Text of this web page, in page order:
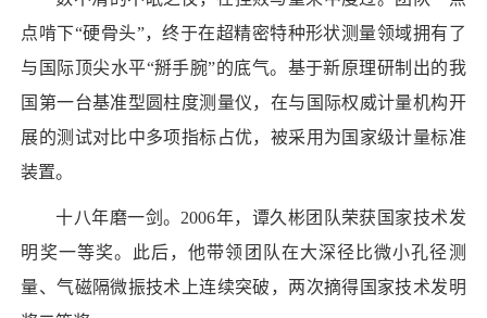
点啃下“硬骨头”，终于在超精密特种形状测量领域拥有了
与国际顶尖水平“掰手腕”的底气。基于新原理研制出的我
国第一台基准型圆柱度测量仪，在与国际权威计量机构开
展的测试对比中多项指标占优，被采用为国家级计量标准
装置。
十八年磨一剑。2006年，谭久彬团队荣获国家技术发
明奖一等奖。此后，他带领团队在大深径比微小孔径测
量、气磁隔微振技术上连续突破，两次摘得国家技术发明